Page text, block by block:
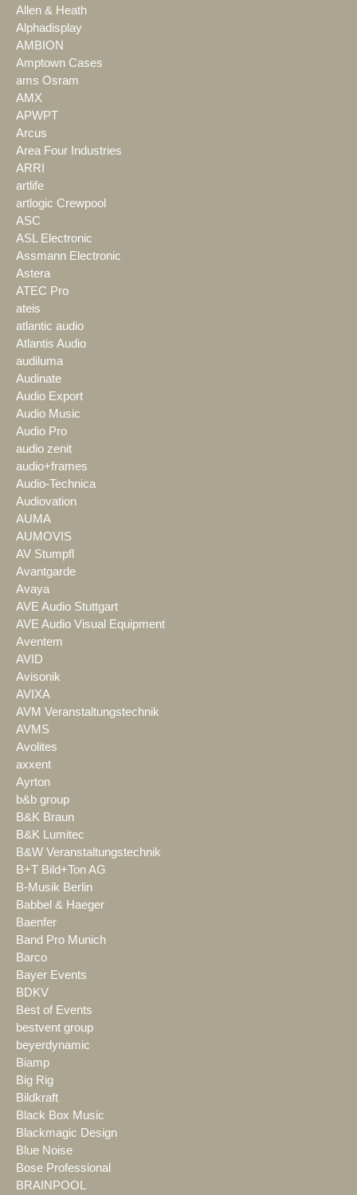
Allen & Heath
Alphadisplay
AMBION
Amptown Cases
ams Osram
AMX
APWPT
Arcus
Area Four Industries
ARRI
artlife
artlogic Crewpool
ASC
ASL Electronic
Assmann Electronic
Astera
ATEC Pro
ateis
atlantic audio
Atlantis Audio
audiluma
Audinate
Audio Export
Audio Music
Audio Pro
audio zenit
audio+frames
Audio-Technica
Audiovation
AUMA
AUMOVIS
AV Stumpfl
Avantgarde
Avaya
AVE Audio Stuttgart
AVE Audio Visual Equipment
Aventem
AVID
Avisonik
AVIXA
AVM Veranstaltungstechnik
AVMS
Avolites
axxent
Ayrton
b&b group
B&K Braun
B&K Lumitec
B&W Veranstaltungstechnik
B+T Bild+Ton AG
B-Musik Berlin
Babbel & Haeger
Baenfer
Band Pro Munich
Barco
Bayer Events
BDKV
Best of Events
bestvent group
beyerdynamic
Biamp
Big Rig
Bildkraft
Black Box Music
Blackmagic Design
Blue Noise
Bose Professional
BRAINPOOL